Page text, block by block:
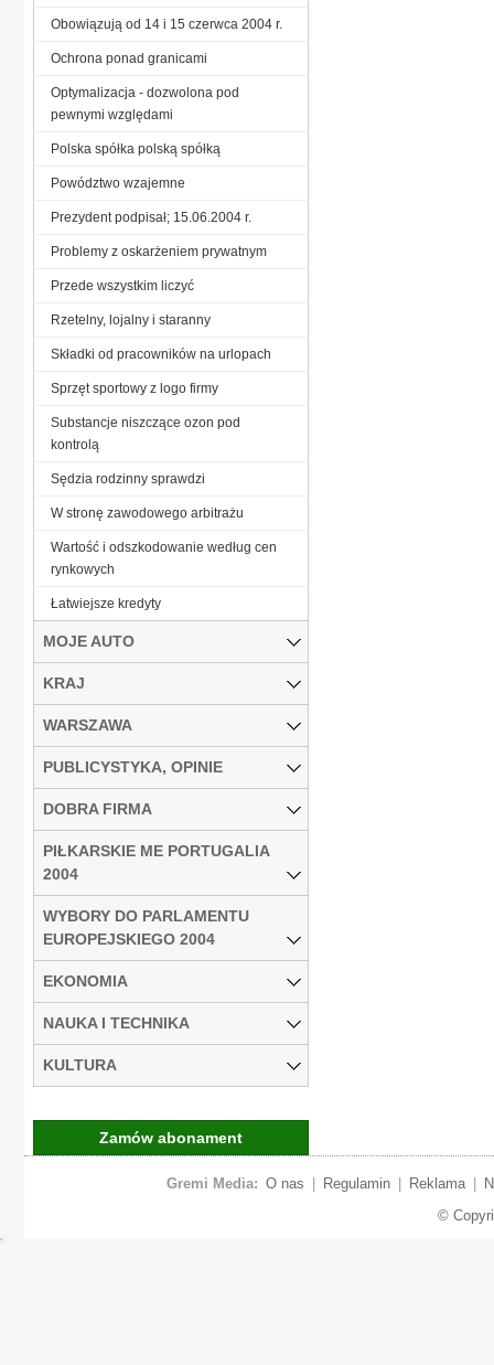
Obowiązują od 14 i 15 czerwca 2004 r.
Ochrona ponad granicami
Optymalizacja - dozwolona pod
pewnymi względami
Polska spółka polską spółką
Powództwo wzajemne
Prezydent podpisał; 15.06.2004 r.
Problemy z oskarżeniem prywatnym
Przede wszystkim liczyć
Rzetelny, lojalny i staranny
Składki od pracowników na urlopach
Sprzęt sportowy z logo firmy
Substancje niszczące ozon pod
kontrolą
Sędzia rodzinny sprawdzi
W stronę zawodowego arbitrażu
Wartość i odszkodowanie według cen
rynkowych
Łatwiejsze kredyty
MOJE AUTO
KRAJ
WARSZAWA
PUBLICYSTYKA, OPINIE
DOBRA FIRMA
PIŁKARSKIE ME PORTUGALIA
2004
WYBORY DO PARLAMENTU
EUROPEJSKIEGO 2004
EKONOMIA
NAUKA I TECHNIKA
KULTURA
Zamów abonament
Gremi Media: O nas Regulamin Reklama
©